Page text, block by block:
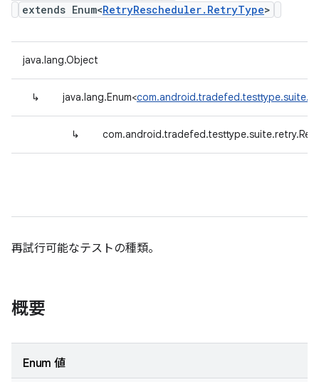
extends Enum<RetryRescheduler.RetryType>
java.lang.Object
↳ java.lang.Enum<
↳
再試行可能なテストの種類。
概要
Enum 値